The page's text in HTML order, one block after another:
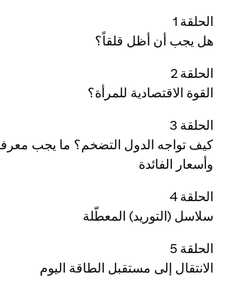
الحلقة 1
هل يجب أن أظل قلقاً؟
الحلقة 2
القوة الاقتصادية للمرأة؟
الحلقة 3
كيف تواجه الدول التضخم؟ ما يجب
وأسعار الفائدة
الحلقة 4
سلاسل (التوريد) المعطّلة
الحلقة 5
الانتقال إلى مستقبل الطاقة اليوم